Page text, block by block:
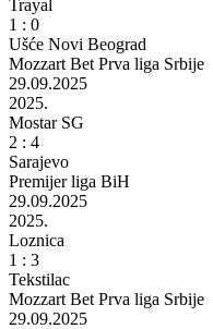
Trayal
1 : 0
Ušće Novi Beograd
Mozzart Bet Prva liga Srbije
29.09.2025
2025.
Mostar SG
2 : 4
Sarajevo
Premijer liga BiH
29.09.2025
2025.
Loznica
1 : 3
Tekstilac
Mozzart Bet Prva liga Srbije
29.09.2025